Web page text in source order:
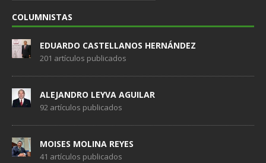
COLUMNISTAS
EDUARDO CASTELLANOS HERNÁNDEZ
201 artículos publicados
ALEJANDRO LEYVA AGUILAR
92 artículos publicados
MOISES MOLINA REYES
41 artículos publicados